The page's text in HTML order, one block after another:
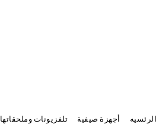
أجهزة صيفية تلفزيونات وملحقاتها